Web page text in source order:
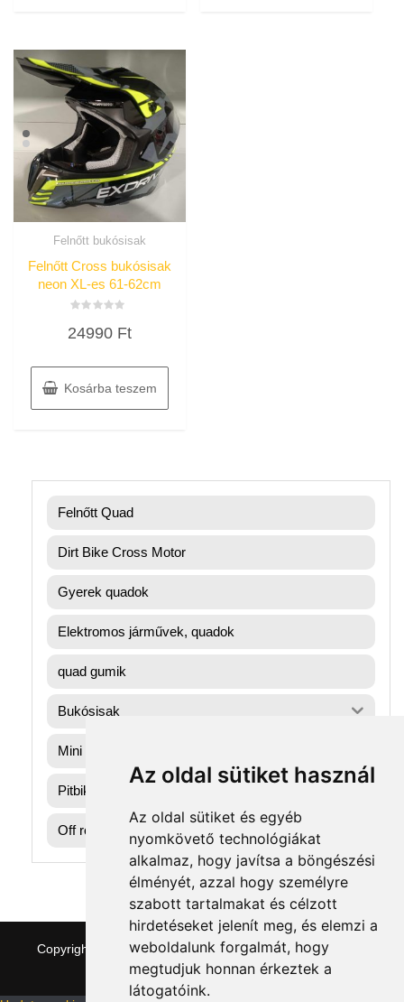
Az oldal sütiket használ
Az oldal sütiket és egyéb
nyomkövető technológiákat
alkalmaz, hogy javítsa a böngészési
élményét, azzal hogy személyre
szabott tartalmakat és célzott
hirdetéseket jelenít meg, és elemzi a
weboldalunk forgalmát, hogy
megtudjuk honnan érkeztek a
látogatóink.
Felnőtt bukósisak
Felnőtt Cross bukósisak
neon XL-es 61-62cm
0
24990 Ft
Kosárba teszem
Felnőtt Quad
Dirt Bike Cross Motor
Gyerek quadok
Elektromos járművek, quadok
quad gumik
Bukósisak
Mini gyerek quad
Pitbike dirtbike gumik
Off road motorok
Copyright © 2026 quaddepo.com | Theme: NewStore
ThemeFarmer